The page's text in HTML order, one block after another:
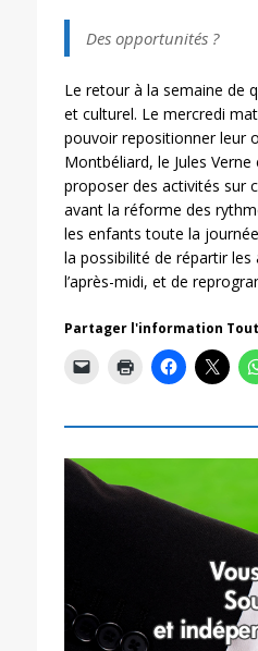
Des opportunités ?
Le retour à la semaine de
et culturel. Le mercredi
pouvoir repositionner leur
Montbéliard, le Jules
proposer des activités sur
avant la réforme des
les enfants toute la
la possibilité de répartir les
l’après-midi, et de
Partager l'information